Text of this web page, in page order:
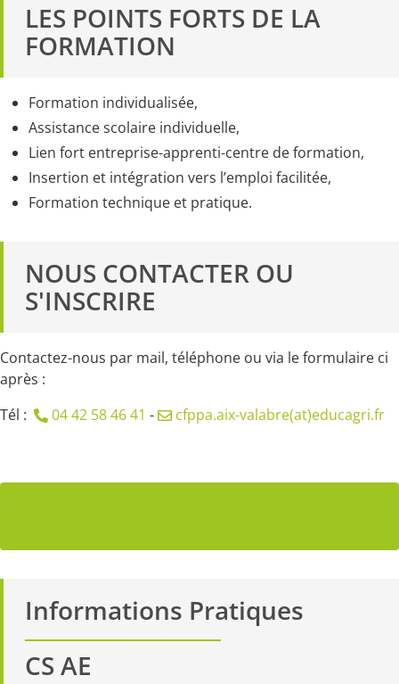
LES POINTS FORTS DE LA
FORMATION
Formation individualisée,
Assistance scolaire individuelle,
Lien fort entreprise-apprenti-centre de formation,
Insertion et intégration vers l’emploi facilitée,
Formation technique et pratique.
NOUS CONTACTER OU
S'INSCRIRE
Contactez-nous par mail, téléphone ou via le formulaire ci
après :
Tél :
04 42 58 46 41 - cfppa.aix-valabre(at)educagri.fr
Informations Pratiques
───────────
CS AE